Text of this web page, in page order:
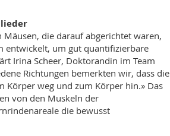
die darauf abgerichtet waren,
entwickelt, um gut quantifizierbare
Irina Scheer, Doktorandin im Team
Richtungen bemerkten wir, dass die
Körper weg und zum Körper hin.» Das
von den Muskeln der
die bewusst